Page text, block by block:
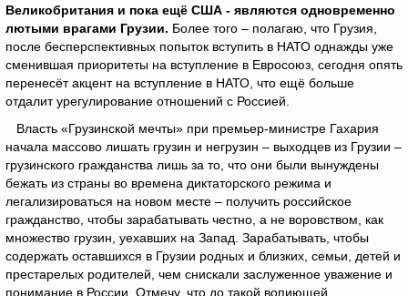
Великобритания и пока ещё США - являются одновременно
лютыми врагами Грузии. Более того – полагаю, что Грузия,
после бесперспективных попыток вступить в НАТО однажды уже
сменившая приоритеты на вступление в Евросоюз, сегодня опять
перенесёт акцент на вступление в НАТО, что ещё больше
отдалит урегулирование отношений с Россией.
Власть «Грузинской мечты» при премьер-министре Гахария
начала массово лишать грузин и негрузин – выходцев из Грузии –
грузинского гражданства лишь за то, что они были вынуждены
бежать из страны во времена диктаторского режима и
легализироваться на новом месте – получить российское
гражданство, чтобы зарабатывать честно, а не воровством, как
множество грузин, уехавших на Запад. Зарабатывать, чтобы
содержать оставшихся в Грузии родных и близких, семьи, детей и
престарелых родителей, чем снискали заслуженное уважение и
понимание в России. Отмечу, что до такой вопиющей